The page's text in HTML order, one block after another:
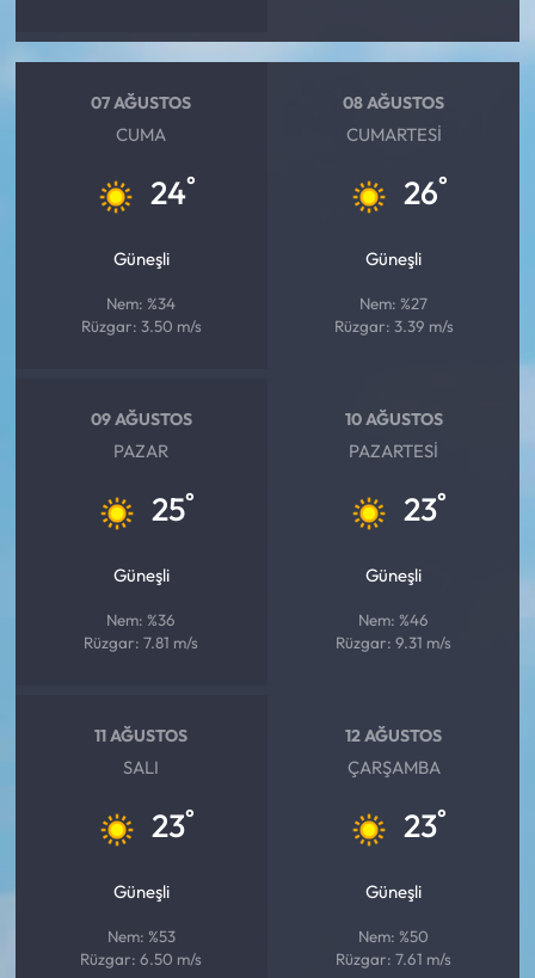
07 AĞUSTOS
CUMA
24°
Güneşli
Nem: %34
Rüzgar: 3.50 m/s
08 AĞUSTOS
CUMARTESI
26°
Güneşli
Nem: %27
Rüzgar: 3.39 m/s
09 AĞUSTOS
PAZAR
25°
Güneşli
Nem: %36
Rüzgar: 7.81 m/s
10 AĞUSTOS
PAZARTESI
23°
Güneşli
Nem: %46
Rüzgar: 9.31 m/s
11 AĞUSTOS
SALI
23°
Güneşli
Nem: %53
Rüzgar: 6.50 m/s
12 AĞUSTOS
ÇARŞAMBA
23°
Güneşli
Nem: %50
Rüzgar: 7.61 m/s